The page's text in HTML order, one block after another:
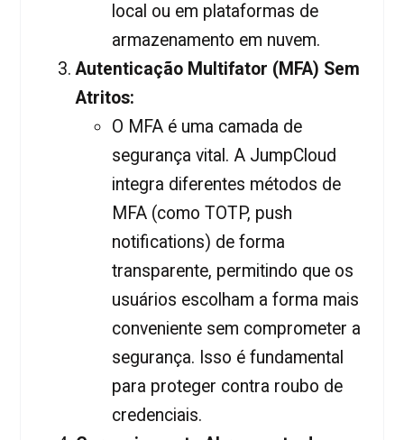
local ou em plataformas de
armazenamento em nuvem.
Autenticação Multifator (MFA) Sem
Atritos:
O MFA é uma camada de
segurança vital. A JumpCloud
integra diferentes métodos de
MFA (como TOTP, push
notifications) de forma
transparente, permitindo que os
usuários escolham a forma mais
conveniente sem comprometer a
segurança. Isso é fundamental
para proteger contra roubo de
credenciais.